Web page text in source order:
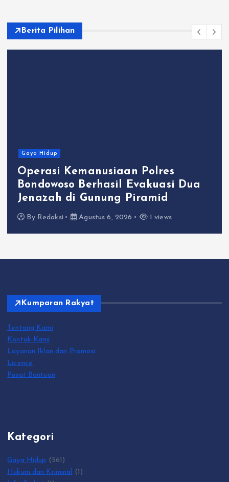
Berita Pilihan
Gaya Hidup
Operasi Kemanusiaan Polres
Bondowoso Berhasil Evakuasi Dua
Jenazah di Gunung Piramid
By Redaksi Agustus 6, 2026 1 views
Kumparan Rakyat
Tentang Kami
Kontak Kami
Layanan Iklan dan Promosi
Licence
Pusat Bantuan
Kategori
Gaya Hidup (561)
Hukum dan Kriminal (1)